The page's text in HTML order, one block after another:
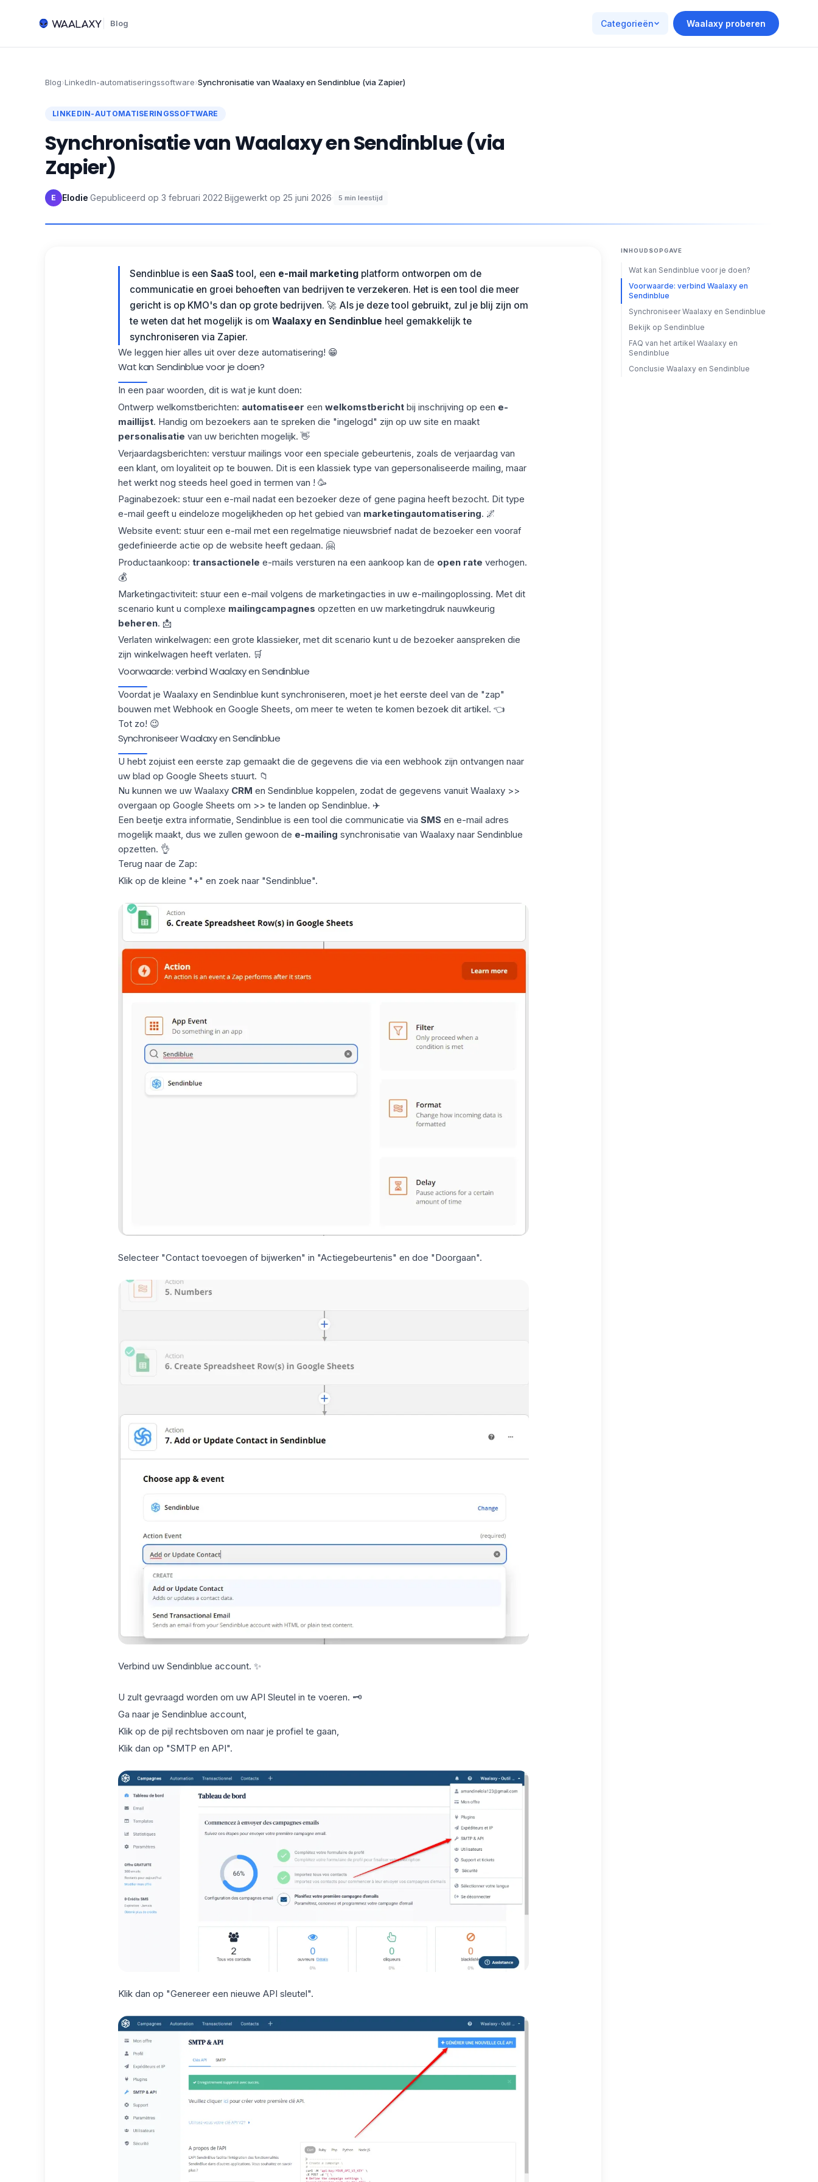
Blog Categorieën Waalaxy proberen
Blog›LinkedIn-automatiseringssoftware›Synchronisatie van Waalaxy en Sendinblue (via Zapier)
LINKEDIN-AUTOMATISERINGSSOFTWARE
Synchronisatie van Waalaxy en Sendinblue (via
Zapier)
E Elodie·Gepubliceerd op 3 februari 2022·Bijgewerkt op 25 juni 2026· 5 min leestijd
Sendinblue is een SaaStool, een e-mail marketingplatform ontworpen om de
communicatie en groei behoeften van bedrijven te verzekeren. Het is een tool die meer
gericht is op KMO's dan op grote bedrijven. 🚀 Als je deze tool gebruikt, zul je blij zijn om
te weten dat het mogelijk is om Waalaxy en Sendinblue heel gemakkelijk te
synchroniseren via Zapier.
We leggen hier alles uit over deze automatisering! 😁
Wat kan Sendinblue voor je doen?
In een paar woorden, dit is wat je kunt doen:
Ontwerp welkomstberichten: automatiseer een welkomstberichtbij inschrijving op een e-
maillijst. Handig om bezoekers aan te spreken die "ingelogd" zijn op uw site en maakt
personalisatie van uw berichten mogelijk. 👋
Verjaardagsberichten: verstuur mailings voor een speciale gebeurtenis, zoals de verjaardag van
een klant, om loyaliteit op te bouwen. Dit is een klassiek type van gepersonaliseerde mailing, maar
het werkt nog steeds heel goed in termen van ! 🥳
Paginabezoek: stuur een e-mail nadat een bezoeker deze of gene pagina heeft bezocht. Dit type
e-mail geeft u eindeloze mogelijkheden op het gebied van marketingautomatisering. 🌌
Website event: stuur een e-mail met een regelmatige nieuwsbrief nadat de bezoeker een vooraf
gedefinieerde actie op de website heeft gedaan. 🤗
Productaankoop: transactionele e-mails versturen na een aankoop kan de open rate verhogen.
💰
Marketingactiviteit: stuur een e-mail volgens de marketingacties in uw e-mailingoplossing. Met dit
scenario kunt u complexe mailingcampagnes opzetten en uw marketingdruk nauwkeurig
beheren. 📩
Verlaten winkelwagen: een grote klassieker, met dit scenario kunt u de bezoeker aanspreken die
zijn winkelwagen heeft verlaten. 🛒
Voorwaarde: verbind Waalaxy en Sendinblue
Voordat je Waalaxyen Sendinblue kunt synchroniseren, moet je het eerste deel van de "zap"
bouwen met Webhook en Google Sheets, om meer te weten te komen bezoek dit artikel. 👈
Tot zo! 😉
Synchroniseer Waalaxy en Sendinblue
U hebt zojuist een eerste zap gemaakt die de gegevens die via een webhook zijn ontvangen naar
uw blad op Google Sheets stuurt. 📁
Nu kunnen we uw Waalaxy CRM en Sendinblue koppelen, zodat de gegevens vanuit Waalaxy >>
overgaan op Google Sheets om >> te landen op Sendinblue. ✈️
Een beetje extra informatie, Sendinblue is een tool die communicatie via SMSen e-mail adres
mogelijk maakt, dus we zullen gewoon de e-mailing synchronisatie van Waalaxy naar Sendinblue
opzetten. 👌
Terug naar de Zap:
Klik op de kleine "+" en zoek naar "Sendinblue".
Selecteer "Contact toevoegen of bijwerken" in "Actiegebeurtenis" en doe "Doorgaan".
Verbind uw Sendinblue account. ✨
U zult gevraagd worden om uw API Sleutel in te voeren. 🗝️
Ga naar je Sendinblue account,
Klik op de pijl rechtsboven om naar je profiel te gaan,
Klik dan op "SMTP en API".
Klik dan op "Genereer een nieuwe API sleutel".
INHOUDSOPGAVE
Wat kan Sendinblue voor je doen?
Voorwaarde: verbind Waalaxy en
Sendinblue
Synchroniseer Waalaxy en Sendinblue
Bekijk op Sendinblue
FAQ van het artikel Waalaxy en
Sendinblue
Conclusie Waalaxy en Sendinblue